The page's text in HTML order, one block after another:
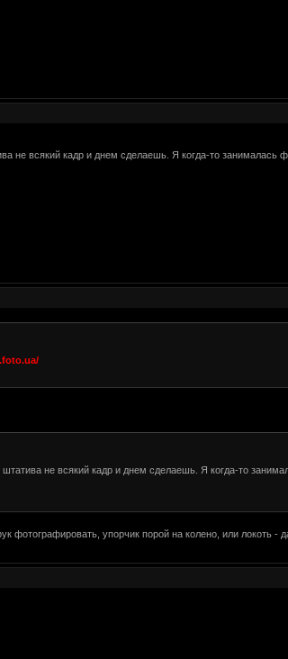
не всякий кадр и днем сделаешь. Я когда-то
не всякий кадр и днем сделаешь. Я когда-то
фотографировать, упорчик порой на колено, или локоть -